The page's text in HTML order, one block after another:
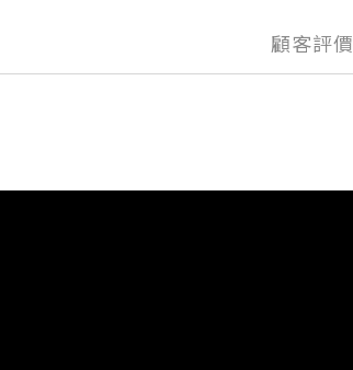
顧客評價